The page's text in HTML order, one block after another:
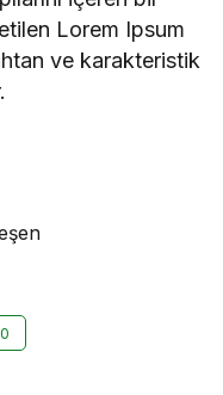
Lorem Ipsum
ve karakteristik